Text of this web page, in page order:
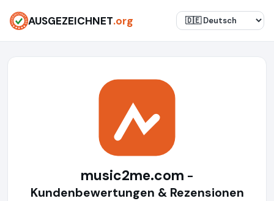
AUSGEZEICHNET.org
music2me.com -
Kundenbewertungen & Rezensionen